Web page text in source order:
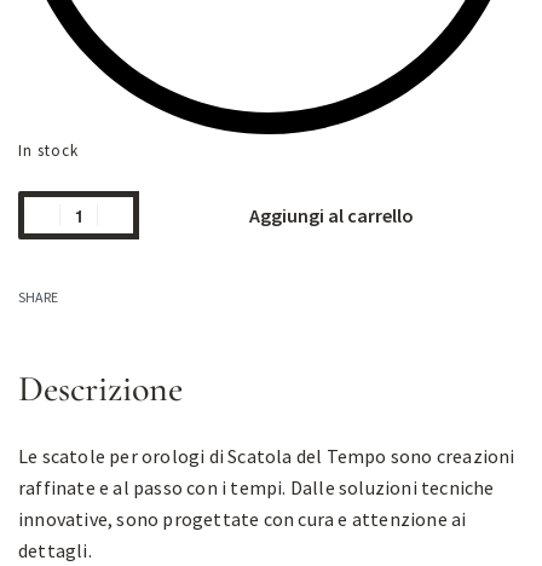
In stock
Aggiungi al carrello
SHARE
Descrizione
Le scatole per orologi di Scatola del Tempo sono creazioni
raffinate e al passo con i tempi. Dalle soluzioni tecniche
innovative, sono progettate con cura e attenzione ai
dettagli.